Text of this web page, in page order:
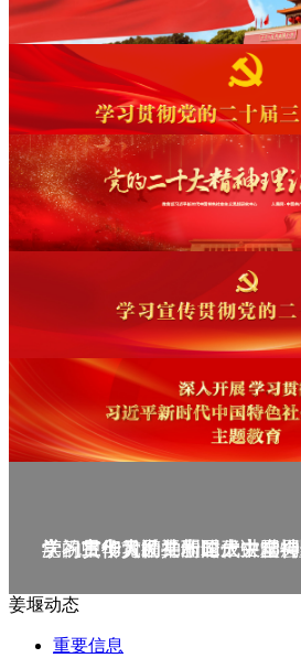
庆祝中华人民共和国成立75
学习贯彻党的二十届三中全
党的二十大精神理论大讲堂--
学习宣传贯彻党的二十大精神
学习贯彻习近平新时代中国
姜堰动态
重要信息